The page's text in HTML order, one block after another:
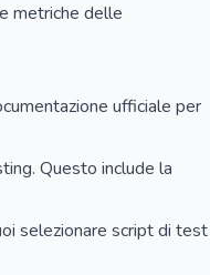
metriche delle
ufficiale per
Questo include la
selezionare script di test